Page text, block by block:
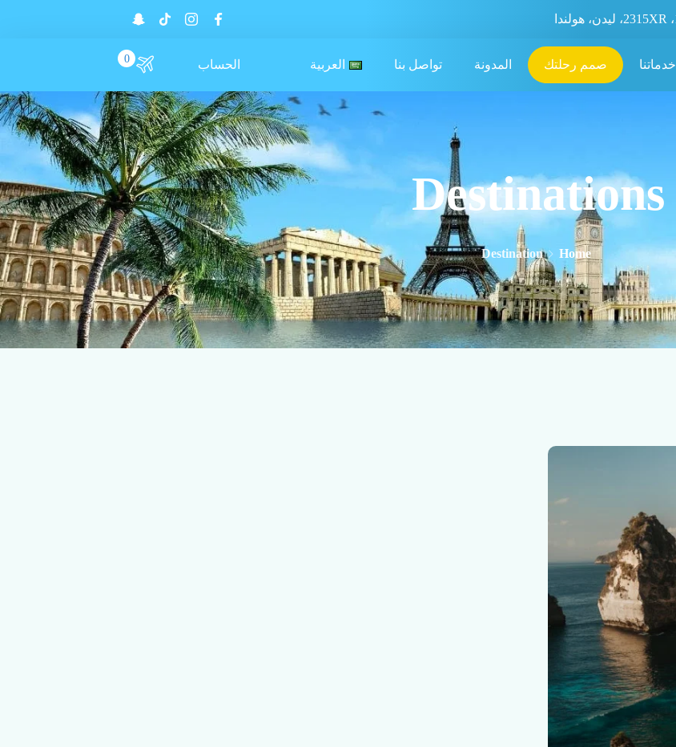
خدماتنا صمم رحلتك المدونة تواصل بنا العربية الحساب 0
Destinations
Home
Destination